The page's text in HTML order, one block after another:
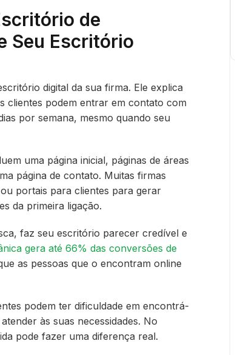
de
Seu Escritório
digital da sua firma. Ele explica
clientes podem entrar em contato com
por semana, mesmo quando seu
uma página inicial, páginas de áreas
página de contato. Muitas firmas
portais para clientes para gerar
da primeira ligação.
faz seu escritório parecer credível e
gera até 66% das conversões de
as pessoas que o encontram online
podem ter dificuldade em encontrá-
às suas necessidades. No
pode fazer uma diferença real.